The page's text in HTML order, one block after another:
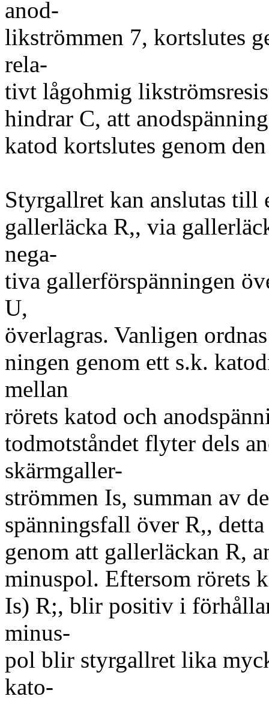
anod-
likströmmen 7, kortslutes
rela-
tivt lågohmig
hindrar C, att
katod kortslutes genom
Styrgallret kan anslutas till
gallerläcka R,, via
nega-
tiva gallerförspänningen
U,
överlagras. Vanligen
ningen genom ett s.k.
mellan
rörets katod och
todmotståndet flyter dels
skärmgaller-
strömmen Is, summan av
spänningsfall över R,,
genom att gallerläckan R,
minuspol. Eftersom rörets
Is) R;, blir positiv i
minus-
pol blir styrgallret lika
kato-